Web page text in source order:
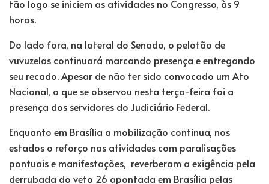
tão logo se iniciem as atividades no Congresso, às 9
horas.
Do lado fora, na lateral do Senado, o pelotão de
vuvuzelas continuará marcando presença e entregando
seu recado. Apesar de não ter sido convocado um Ato
Nacional, o que se observou nesta terça-feira foi a
presença dos servidores do Judiciário Federal.
Enquanto em Brasília a mobilização continua, nos
estados o reforço nas atividades com paralisações
pontuais e manifestações, reverberam a exigência pela
derrubada do veto 26 apontada em Brasília pelas